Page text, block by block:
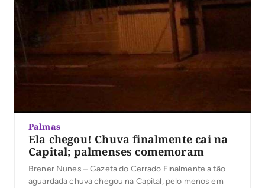
Palmas
Ela chegou! Chuva finalmente cai na
Capital; palmenses comemoram
Brener Nunes – Gazeta do Cerrado Finalmente a tão
aguardada chuva chegou na Capital, pelo menos em